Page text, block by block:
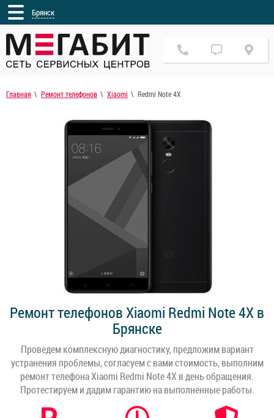
Брянск
Главная Ремонт телефонов Xiaomi Redmi Note 4X
Ремонт телефонов Xiaomi Redmi Note 4X в
Брянске
Проведем комплексную диагностику, предложим вариант
устранения проблемы, согласуем с вами стоимость, выполним
ремонт телефона Xiaomi Redmi Note 4X в день обращения.
Протестируем и дадим гарантию на выполненные работы.